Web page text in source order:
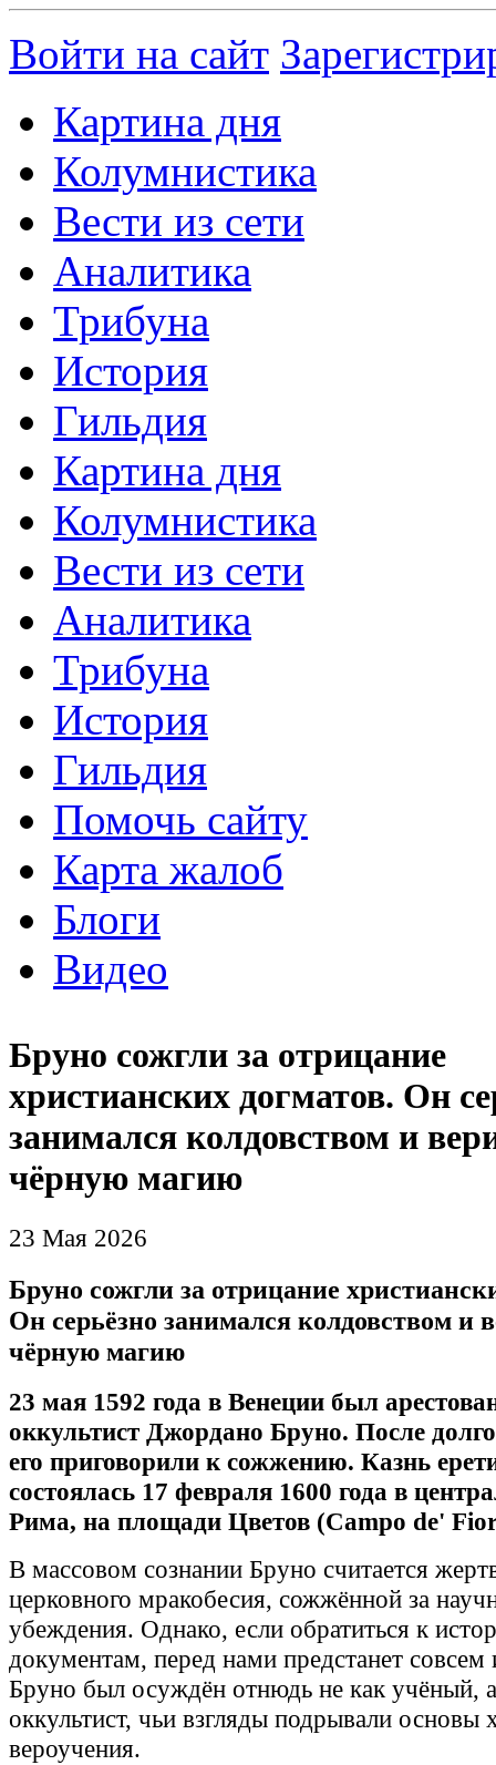
Войти на сайт
Картина дня
Колумнистика
Вести из сети
Аналитика
Трибуна
История
Гильдия
Картина дня
Колумнистика
Вести из сети
Аналитика
Трибуна
История
Гильдия
Помочь сайту
Карта жалоб
Блоги
Видео
Бруно сожгли за отрицание
христианских догматов. Он
занимался колдовством и
чёрную магию
23 Мая 2026
Бруно сожгли за отрицание
Он серьёзно занимался колдовством и
чёрную магию
23 мая 1592 года в Венеции был
оккультист Джордано Бруно. После
его приговорили к сожжению. Казнь
состоялась 17 февраля 1600 года в
Рима, на площади Цветов (Campo de'
В массовом сознании Бруно считается
церковного мракобесия, сожжённой за
убеждения. Однако, если обратиться к
документам, перед нами предстанет совсем
Бруно был осуждён отнюдь не как учёный,
оккультист, чьи взгляды подрывали основы
вероучения.